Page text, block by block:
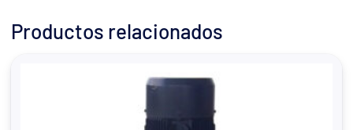
Productos relacionados